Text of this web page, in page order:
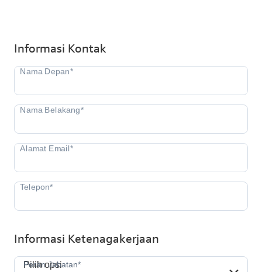
Informasi Kontak
Informasi Ketenagakerjaan
Peran Jabatan*
Pilih opsi